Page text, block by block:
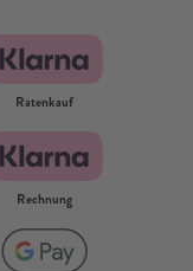
Ratenkauf
Rechnung